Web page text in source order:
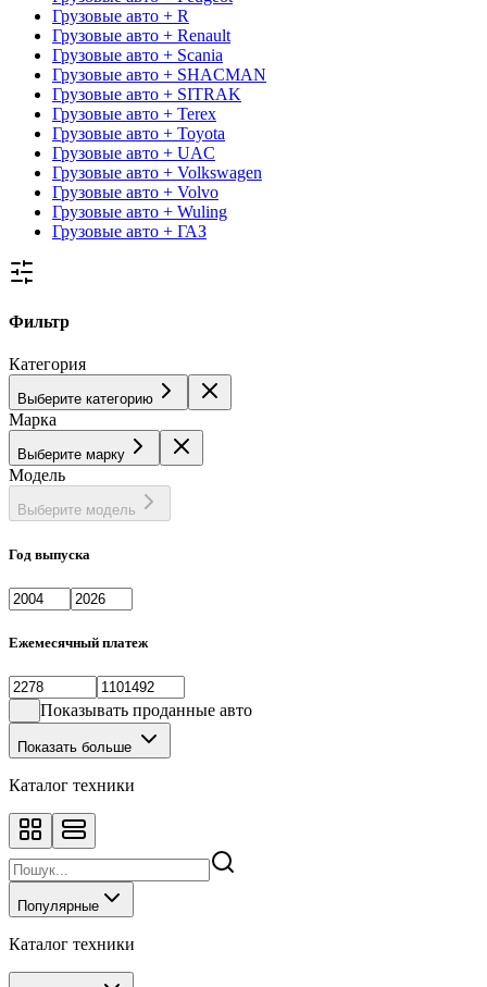
Грузовые авто + R
Грузовые авто + Renault
Грузовые авто + Scania
Грузовые авто + SHACMAN
Грузовые авто + SITRAK
Грузовые авто + Terex
Грузовые авто + Toyota
Грузовые авто + UAC
Грузовые авто + Volkswagen
Грузовые авто + Volvo
Грузовые авто + Wuling
Грузовые авто + ГАЗ
Фильтр
Категория
Выберите категорию
Марка
Выберите марку
Модель
Выберите модель
Год выпуска
Ежемесячный платеж
Показывать проданные авто
Показать больше
Каталог техники
Популярные
Каталог техники